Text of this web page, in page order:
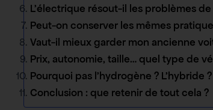
L’électrique résout-il les problèmes
Peut-on conserver les mêmes
Vaut-il mieux garder mon ancienne
Prix, autonomie, taille… quel type de
Pourquoi pas l’hydrogène ? L’hybride
Conclusion : que retenir de tout cela ?